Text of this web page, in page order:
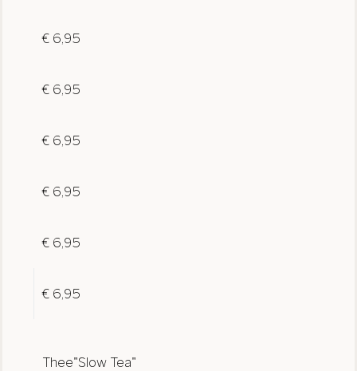
€ 6,95
€ 6,95
€ 6,95
€ 6,95
€ 6,95
€ 6,95
Thee"Slow Tea"